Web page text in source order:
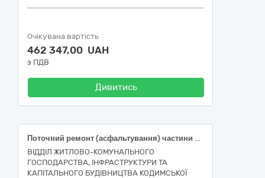
Очікувана вартість
462 347,00 UAH
з ПДВ
Дивитись
Поточний ремонт (асфальтування) частини дорожнього покриття по вул. Академіка Амосова в м. Кодима Подільського району Одеської області, Код ДК 021:2015 - 45230000-8 — Будівництво трубопроводів, ліній зв’язку та електропередач, шосе, доріг, аеродромів і залізничних доріг; вирівнювання поверхонь
ВІДДІЛ ЖИТЛОВО-КОМУНАЛЬНОГО
ГОСПОДАРСТВА, ІНФРАСТРУКТУРИ ТА
КАПІТАЛЬНОГО БУДІВНИЦТВА КОДИМСЬКОЇ